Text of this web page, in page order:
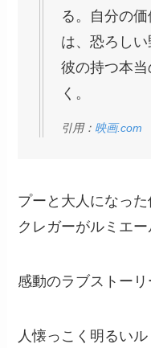
る。自分の
は、恐ろしい
彼の持つ本
く。
引用： 映画.com
プーと大人になっ
クレガーがルミエー
感動のラブストーリ
人懐っこく明るい